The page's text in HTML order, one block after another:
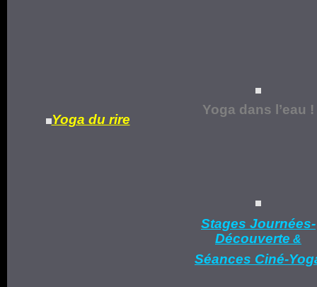
Yoga du rire
Yoga dans l’eau !
Stages Journées-
Découverte &
Séances Ciné-